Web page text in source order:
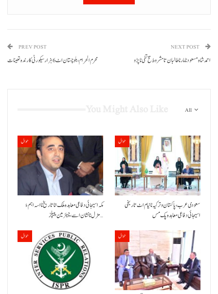
PREV POST
محرم الحرام، بلوچستان اٹ 6 ہزار سیکورٹی کارندہ تعینات
NEXT POST
احمد شاہ مسعود نا مار نا طالبان تا مشروط مخ تفی نا پڑو
All
حوال
مکہ اسیجائی دفاعی معاہدہ ملک انا تاریخ نا اسہ اہم ءُ
مزل نا نشان اسے، چیئرمین پیپلز…
حوال
سعودی عرب، پاکستان و ترکیہ نا نیام اٹ تاریخی
اسیجائی دفاعی معاہدہ پک مس
حوال حوال